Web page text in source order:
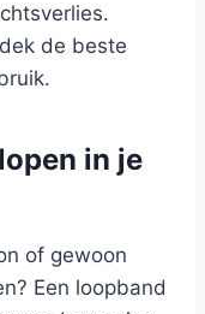
de beste
in je
of gewoon
Een loopband